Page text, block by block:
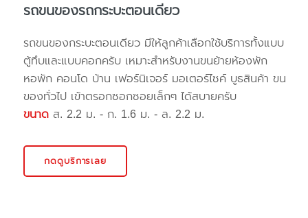
รถขนของรถกระบะตอนเดียว
รถขนของกระบะตอนเดียว มีให้ลูกค้าเลือกใช้บริการทั้งแบบ
ตู้ทึบและแบบคอกครับ เหมาะสำหรับงานขนย้ายห้องพัก
หอพัก คอนโด บ้าน เฟอร์นิเจอร์ มอเตอร์ไซค์ บูธสินค้า ขน
ของทั่วไป เข้าตรอกซอกซอยเล็กๆ ได้สบายครับ
ขนาด ส. 2.2 ม. - ก. 1.6 ม. - ล. 2.2 ม.
กดดูบริการเลย